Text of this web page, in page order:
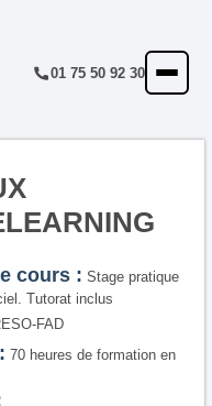
01 75 50 92 30
ACCUEIL
NOTRE OFFRE
RÉFÉRENCES
cours : Stage pratique
Tutorat inclus
FAD
70 heures de formation en